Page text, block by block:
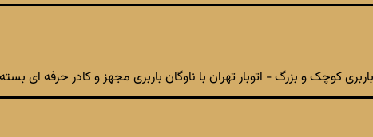
کوچک و بزرگ - اتوبار تهران با ناوگان باربری مجهز و کادر حرفه ای بسته